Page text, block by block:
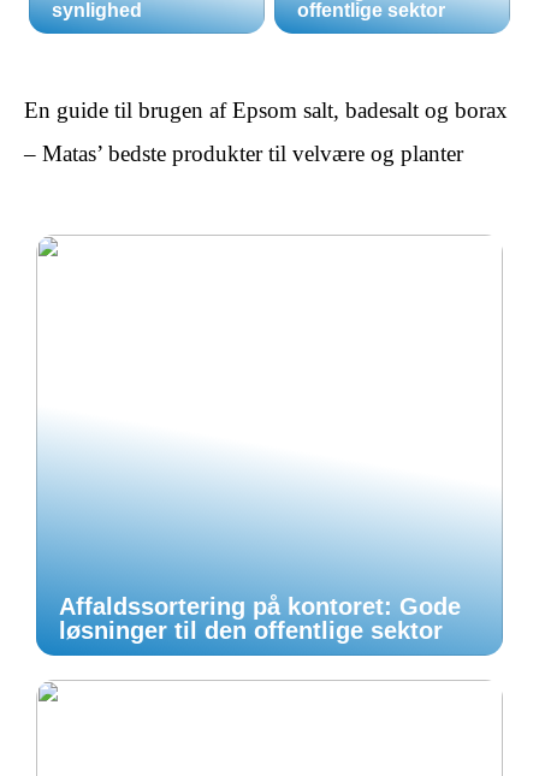
synlighed
offentlige sektor
En guide til brugen af Epsom salt, badesalt og borax
– Matas’ bedste produkter til velvære og planter
Affaldssortering på kontoret: Gode
løsninger til den offentlige sektor